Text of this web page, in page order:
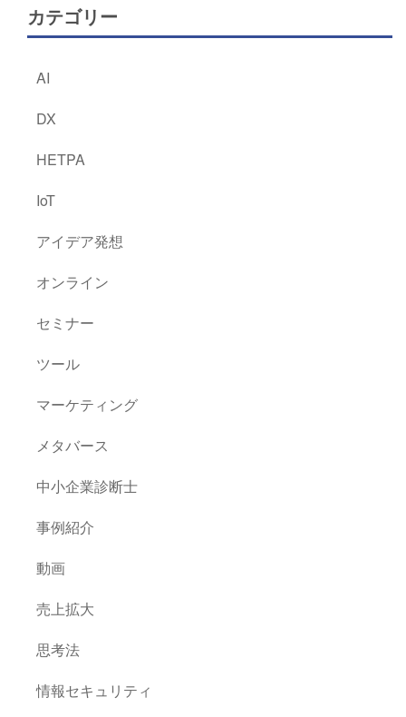
カテゴリー
AI
DX
HETPA
IoT
アイデア発想
オンライン
セミナー
ツール
マーケティング
メタバース
中小企業診断士
事例紹介
動画
売上拡大
思考法
情報セキュリティ